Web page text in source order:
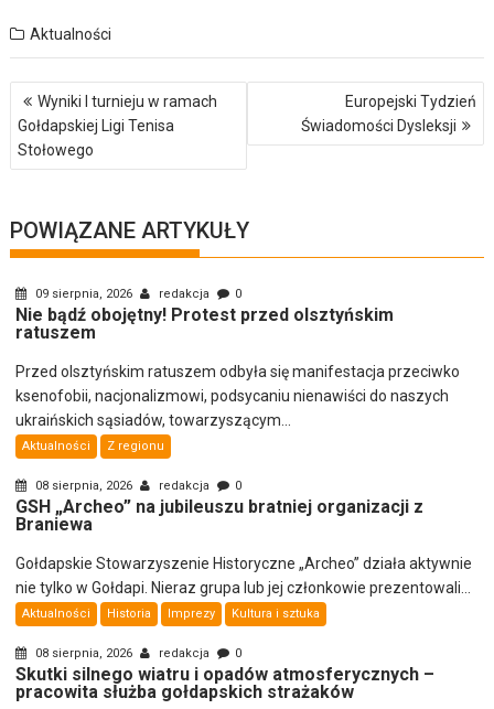
Aktualności
Nawigacja
wpisu
Wyniki I turnieju w ramach
Gołdapskiej Ligi Tenisa
Stołowego
Europejski Tydzień
Świadomości Dysleksji
POWIĄZANE ARTYKUŁY
09 sierpnia, 2026 redakcja 0
Nie bądź obojętny! Protest przed olsztyńskim
ratuszem
Przed olsztyńskim ratuszem odbyła się manifestacja przeciwko
ksenofobii, nacjonalizmowi, podsycaniu nienawiści do naszych
ukraińskich sąsiadów, towarzyszącym...
Aktualności Z regionu
08 sierpnia, 2026 redakcja 0
GSH „Archeo” na jubileuszu bratniej organizacji z
Braniewa
Gołdapskie Stowarzyszenie Historyczne „Archeo” działa aktywnie
nie tylko w Gołdapi. Nieraz grupa lub jej członkowie prezentowali...
Aktualności Historia Imprezy Kultura i sztuka
08 sierpnia, 2026 redakcja 0
Skutki silnego wiatru i opadów atmosferycznych –
pracowita służba gołdapskich strażaków